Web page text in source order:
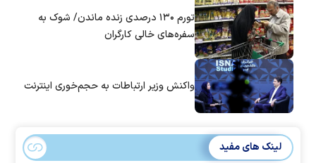
تورم ۱۳۰ درصدی زنده ماندن/ شوک به
سفره‌های خالی کارگران
واکنش وزیر ارتباطات به حجم‌خوری اینترنت
لینک های مفید